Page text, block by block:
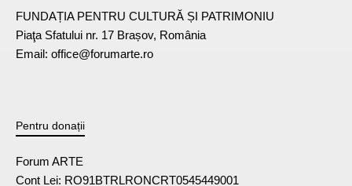
FUNDAȚIA PENTRU CULTURĂ ȘI PATRIMONIU
Piaţa Sfatului nr. 17 Brașov, România
Email: office@forumarte.ro
Pentru donații
Forum ARTE
Cont Lei: RO91BTRLRONCRT0545449001